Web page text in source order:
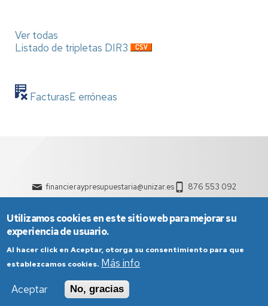
Ver todas
Listado de tripletas DIR3
FacturasE erróneas
financieraypresupuestaria@unizar.es 876 553 092
Política de Privacidad
Utilizamos cookies en este sitio web para mejorar su
experiencia de usuario.
Al hacer click en Aceptar, otorga su consentimiento para que
establezcamos cookies. Más info
Aceptar
No, gracias